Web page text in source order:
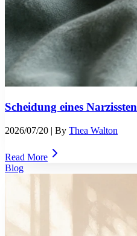
Scheidung eines
2026/07/20 | By Thea Walton
Read More
Blog